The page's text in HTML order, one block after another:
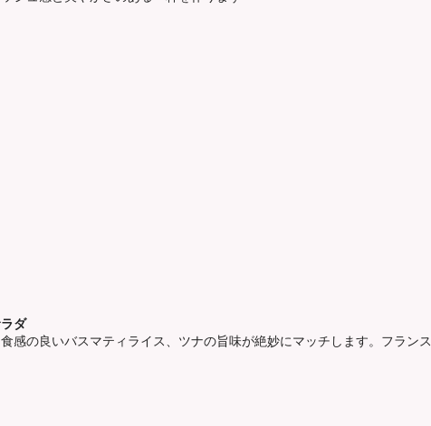
ダ
感の良いバスマティライス、ツナの旨味が絶妙にマッチします。フランス